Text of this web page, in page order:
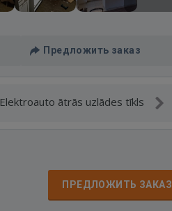
Предложить заказ
Elektroauto ātrās uzlādes tīkls
ПРЕДЛОЖИТЬ ЗАКАЗ